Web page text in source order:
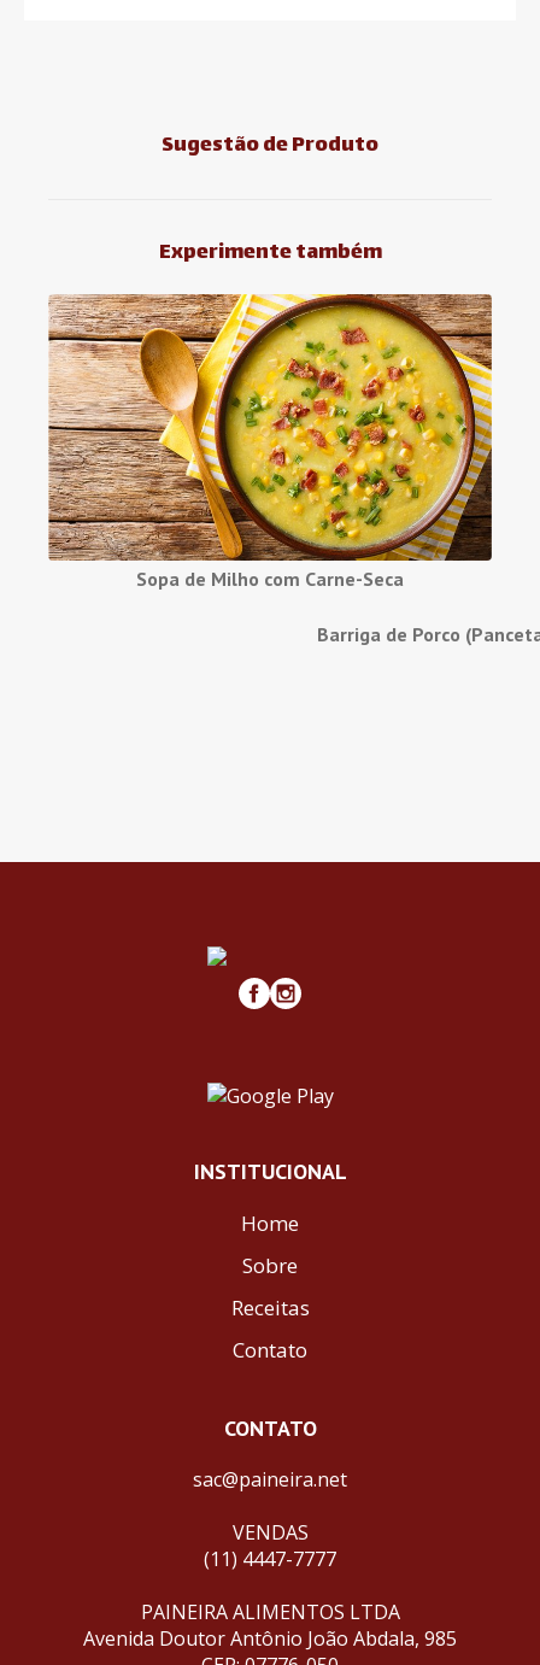
Sugestão de Produto
Experimente também
Sopa de Milho com Carne-Seca
Barriga de Porco
INSTITUCIONAL
Home
Sobre
Receitas
Contato
CONTATO
sac@paineira.net
VENDAS
(11) 4447-7777
PAINEIRA ALIMENTOS LTDA
Avenida Doutor Antônio João Abdala, 985